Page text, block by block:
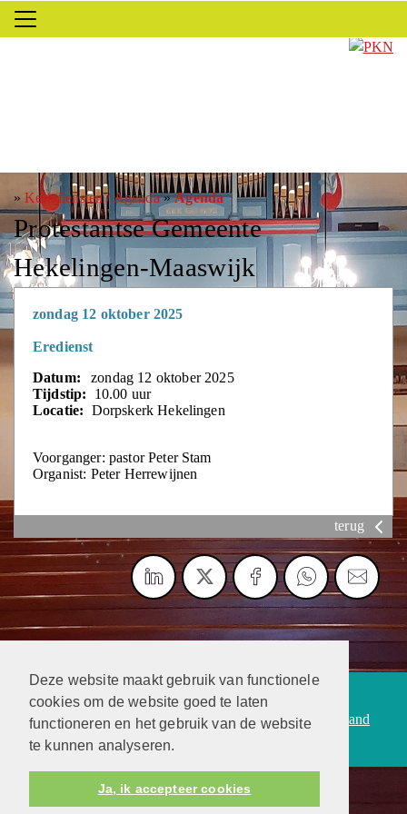
Deze website maakt gebruik van functionele
cookies om de website goed te laten
functioneren en het gebruik van de website
te kunnen analyseren.
Ja, ik accepteer cookies
»Kerkdiensten / Agenda»Agenda
Protestantse Gemeente
Hekelingen-Maaswijk
zondag 12 oktober 2025
Eredienst
Datum:
zondag 12 oktober 2025
Tijdstip:
10.00 uur
Locatie: Dorpskerk Hekelingen
Voorganger: pastor Peter Stam
Organist: Peter Herrewijnen
terug
Protestantsekerk.net is een samenwerking tussen de
dienstenorganisatie van deProtestantse Kerk in Nederland
enHuman Content Mediaproducties B.V.